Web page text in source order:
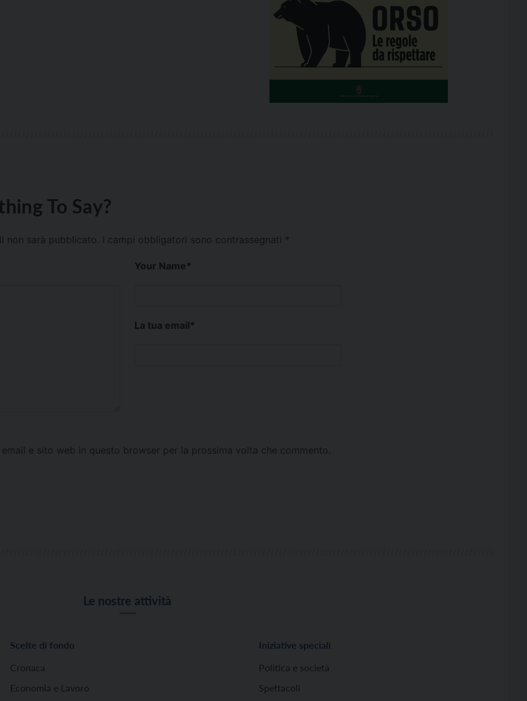
To Say?
non sarà pubblicato. I campi obbligatori sono contrassegnati *
Your Name*
La tua email*
e sito web in questo browser per la prossima volta che commento.
Le nostre attività
Scelte di fondo
Cronaca
Economia e Lavoro
Iniziative speciali
Politica e società
Spettacoli